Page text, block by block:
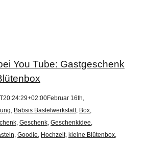
You Tube: Gastgeschenk
Februar 16th,
, Babsis Bastelwerkstatt, Box,
, Geschenk, Geschenkidee,
, Goodie, Hochzeit, kleine Blütenbox,